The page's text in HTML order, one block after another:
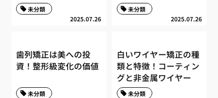
2025.07.26
未分類
2025.07.26
未分類
歯列矯正は美への投
資！整形級変化の価値
未分類
白いワイヤー矯正の種
類と特徴！コーティン
グと非金属ワイヤー
未分類